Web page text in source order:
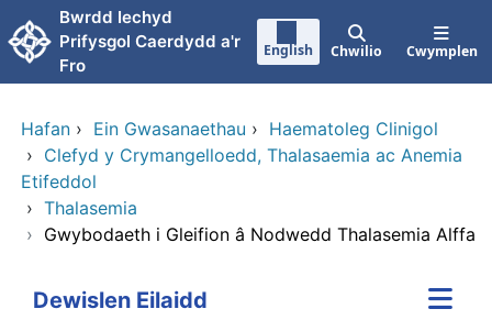
Neidio i'r prif gynnwy
Bwrdd Iechyd
Prifysgol Caerdydd a'r
Fro
English Chwilio Cwymplen
Hafan › Ein Gwasanaethau › Haematoleg Clinigol
› Clefyd y Crymangelloedd, Thalasaemia ac Anemia
Etifeddol
› Thalasemia
› Gwybodaeth i Gleifion â Nodwedd Thalasemia Alffa
Dewislen Eilaidd